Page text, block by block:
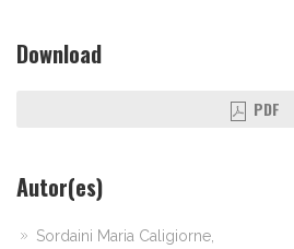
Download
PDF
Autor(es)
Sordaini Maria Caligiorne,